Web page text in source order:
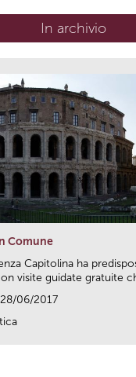
In archivio
Comune
Capitolina ha
visite guidate gratuite
06/2017